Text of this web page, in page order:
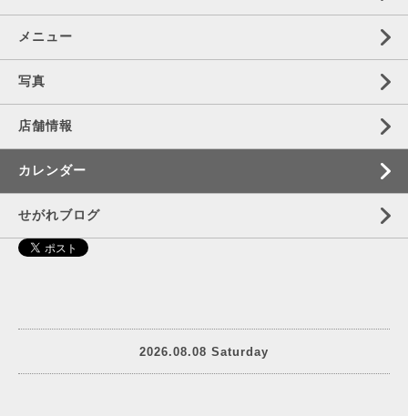
メニュー
写真
店舗情報
カレンダー
せがれブログ
2026.08.08 Saturday